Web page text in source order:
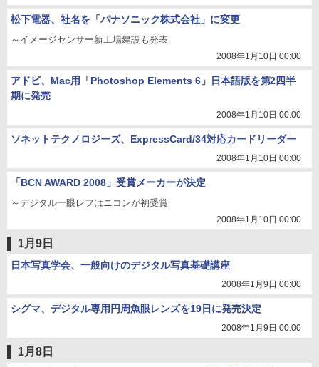
松下電器、社名を「パナソニック株式会社」に変更
～イメージセンサー新工場建設も発表
2008年1月10日 00:00
アドビ、Mac用「Photoshop Elements 6」日本語版を第2四半
期に発売
2008年1月10日 00:00
ソネットテクノロジーズ、ExpressCard/34対応カードリーダー
2008年1月10日 00:00
「BCN AWARD 2008」受賞メーカーが決定
～デジタル一眼レフはニコンが初受賞
2008年1月10日 00:00
1月9日
日本写真学会、一般向けのデジタル写真基礎講座
2008年1月9日 00:00
シグマ、デジタル専用円周魚眼レンズを19日に発売決定
2008年1月9日 00:00
1月8日